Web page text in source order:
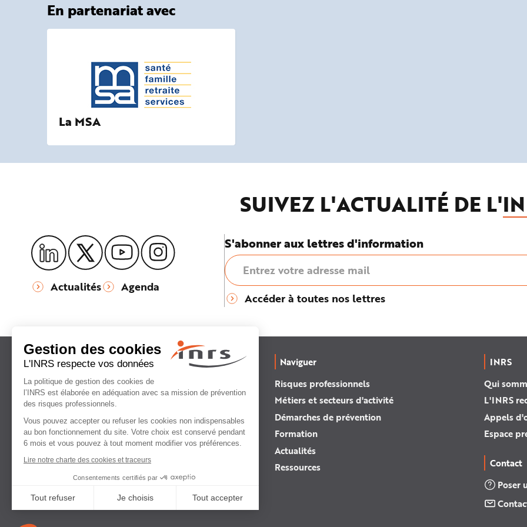
En partenariat avec
La MSA
SUIVEZ L'ACTUALITÉ DE L'
Actualités Agenda
S'abonner aux lettres d'information
Accéder à toutes nos lettres
Institut national
de recherche et de sécurité
pour la prévention
des accidents du travail
et des maladies professionnelles
Naviguer
Risques professionnels
Métiers et secteurs d'activité
Démarches de prévention
Formation
Actualités
Ressources
INRS
Qui
L'INRS
Appels
Espace
Contact
Poser